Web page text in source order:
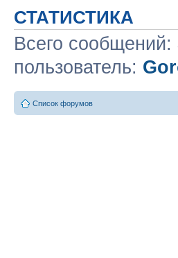
СТАТИСТИКА
Всего сообщений:
пользователь:
Список форумов